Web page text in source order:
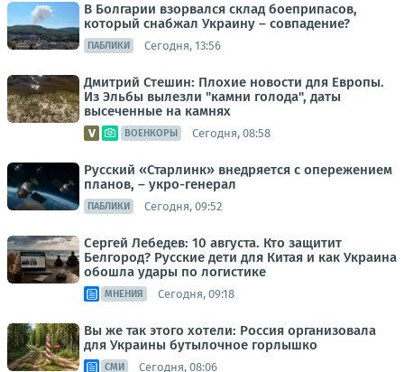
В Болгарии взорвался склад боеприпасов,
который снабжал Украину – совпадение?
ПАБЛИКИ Сегодня, 13:56
Дмитрий Стешин: Плохие новости для Европы.
Из Эльбы вылезли "камни голода", даты
высеченные на камнях
ВОЕНКОРЫ Сегодня, 08:58
Русский «Старлинк» внедряется с опережением
планов, – укро-генерал
ПАБЛИКИ Сегодня, 09:52
Сергей Лебедев: 10 августа. Кто защитит
Белгород? Русские дети для Китая и как Украина
обошла удары по логистике
МНЕНИЯ Сегодня, 09:18
Вы же так этого хотели: Россия организовала
для Украины бутылочное горлышко
СМИ Сегодня, 08:06